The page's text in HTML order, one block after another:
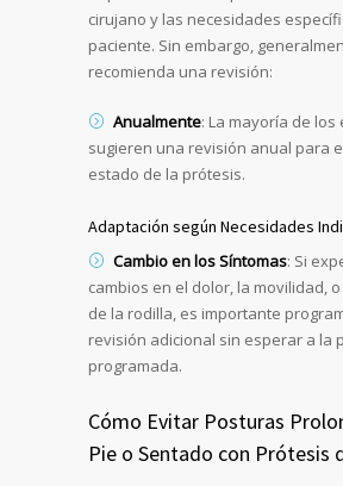
cirujano y las necesidades
paciente. Sin embargo,
recomienda una revisión:
Anualmente: La mayoría de
sugieren una revisión anual para
estado de la prótesis.
Adaptación según Necesidades
Cambio en los Síntomas: Si
cambios en el dolor, la movilidad,
de la rodilla, es importante
revisión adicional sin esperar a la
programada.
Cómo Evitar Posturas
Pie o Sentado con Prótesis